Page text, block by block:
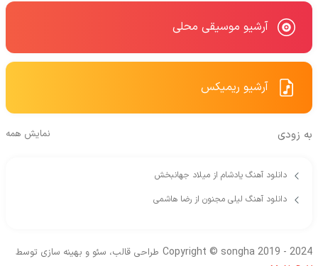
آرشیو موسیقی محلی
آرشیو ریمیکس
به زودی نمایش همه
دانلود آهنگ یادشام از میلاد جهانبخش
دانلود آهنگ لیلی مجنون از رضا هاشمی
Copyright © songha 2019 - 2024 طراحی قالب، سئو و بهینه سازی توسط